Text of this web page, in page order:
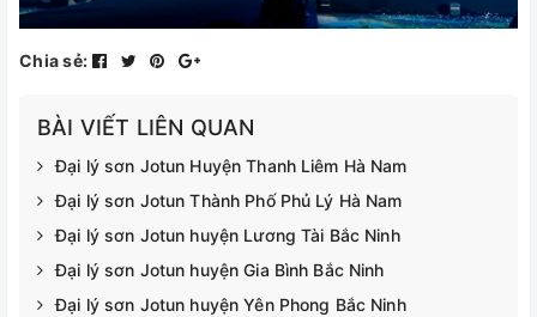
Chia sẻ:
BÀI VIẾT LIÊN QUAN
Đại lý sơn Jotun Huyện Thanh Liêm Hà Nam
Đại lý sơn Jotun Thành Phố Phủ Lý Hà Nam
Đại lý sơn Jotun huyện Lương Tài Bắc Ninh
Đại lý sơn Jotun huyện Gia Bình Bắc Ninh
Đại lý sơn Jotun huyện Yên Phong Bắc Ninh